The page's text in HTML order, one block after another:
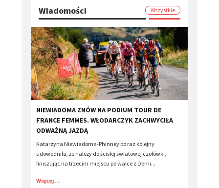
Wiadomości Wszystkie
​NIEWIADOMA ZNÓW NA PODIUM TOUR DE
FRANCE FEMMES. WŁODARCZYK ZACHWYCIŁA
ODWAŻNĄ JAZDĄ
Katarzyna Niewiadoma-Phinney po raz kolejny
udowodniła, że należy do ścisłej światowej czołówki,
finiszując na trzecim miejscu po walce z Demi...
Więcej...